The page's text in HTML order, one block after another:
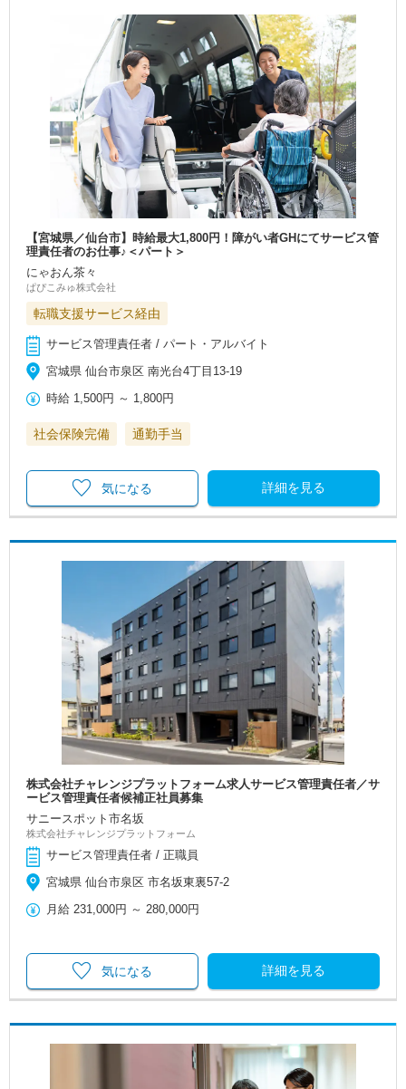
【宮城県／仙台市】時給最大1,800円！障がい者GHにてサービス管
理責任者のお仕事♪＜パート＞
にゃおん茶々
ぱぴこみゅ株式会社
転職支援サービス経由
サービス管理責任者 / パート・アルバイト
宮城県 仙台市泉区 南光台4丁目13-19
時給 1,500円 ～ 1,800円
社会保険完備 通勤手当
詳細を見る
気になる
株式会社チャレンジプラットフォーム求人サービス管理責任者／サ
ービス管理責任者候補正社員募集
サニースポット市名坂
株式会社チャレンジプラットフォーム
サービス管理責任者 / 正職員
宮城県 仙台市泉区 市名坂東裏57-2
月給 231,000円 ～280,000円
詳細を見る
気になる